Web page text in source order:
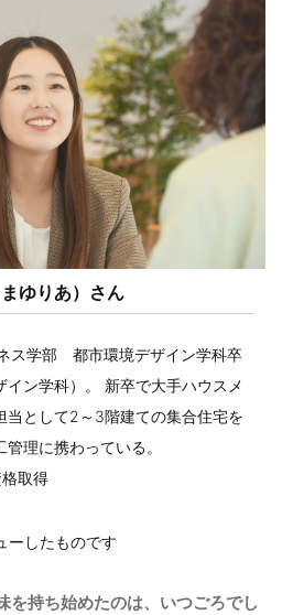
ゆりあ）さん
ス学部 都市環境デザイン学科卒
ン学科）。 新卒で大手ハウスメ
当として2～3階建ての集合住宅を
理に携わっている。
取得
ーしたものです
を持ち始めたのは、いつごろでし